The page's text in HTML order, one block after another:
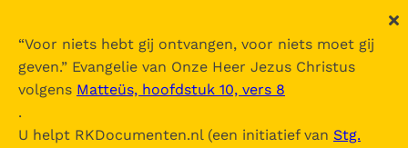
“Voor niets hebt gij ontvangen, voor niets moet gij
geven.” Evangelie van Onze Heer Jezus Christus
volgens Matteüs, hoofdstuk 10, vers 8
.
U helpt RKDocumenten.nl (een initiatief van Stg.
De Bijbel